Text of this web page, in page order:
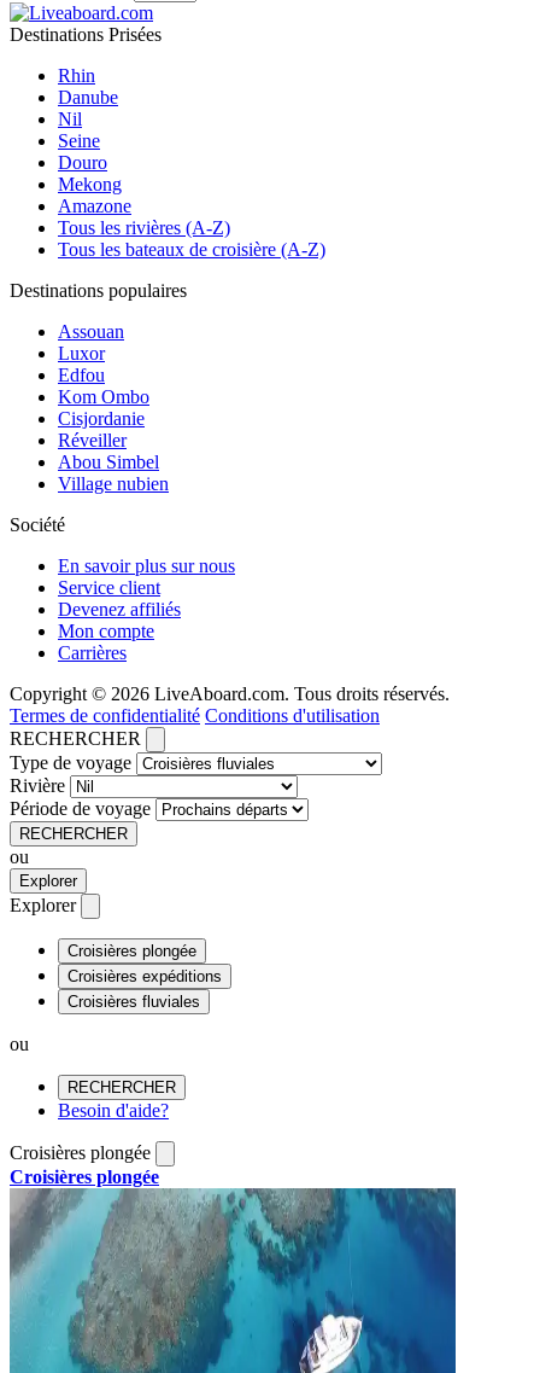
Destinations Prisées
Rhin
Danube
Nil
Seine
Douro
Mekong
Amazone
Tous les rivières (A-Z)
Tous les bateaux de croisière (A-Z)
Destinations populaires
Assouan
Luxor
Edfou
Kom Ombo
Cisjordanie
Réveiller
Abou Simbel
Village nubien
Société
En savoir plus sur nous
Service client
Devenez affiliés
Mon compte
Carrières
Copyright © 2026 LiveAboard.com. Tous droits réservés.
Termes de confidentialité Conditions d'utilisation
RECHERCHER
Type de voyage
Rivière
Période de voyage
RECHERCHER
ou
Explorer
Explorer
Croisières plongée
Croisières expéditions
Croisières fluviales
ou
RECHERCHER
Besoin d'aide?
Croisières plongée
Croisières plongée